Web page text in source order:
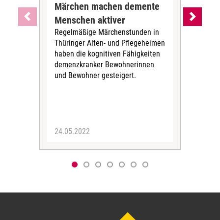
Märchen machen demente
Menschen aktiver
Regelmäßige Märchenstunden in
Thüringer Alten- und Pflegeheimen
haben die kognitiven Fähigkeiten
demenzkranker Bewohnerinnen
und Bewohner gesteigert.
24.05.2022